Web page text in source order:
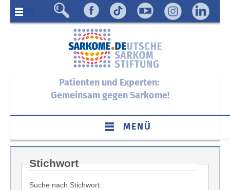
Menü
Patienten und Experten:
Gemeinsam gegen Sarkome!
MENÜ
Stichwort
Suche nach Stichwort: